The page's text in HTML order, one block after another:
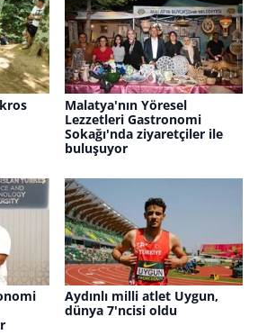
Malatya'nın Yöresel
Lezzetleri Gastronomi
Sokağı'nda ziyaretçiler ile
buluşuyor
Aydınlı milli atlet Uygun,
dünya 7'ncisi oldu